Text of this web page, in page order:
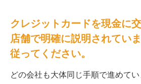
クレジットカードを現金に
店舗で明確に説明されてい
従ってください。
どの会社も大体同じ手順で進めてい